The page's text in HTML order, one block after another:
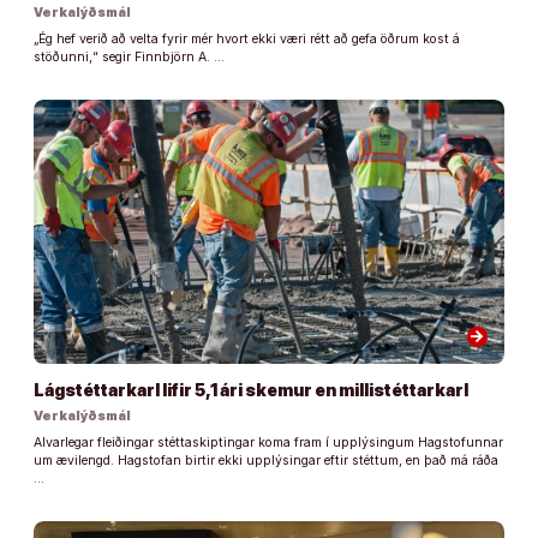
Verkalýðsmál
„Ég hef verið að velta fyrir mér hvort ekki væri rétt að gefa öðrum kost á
stöðunni,“ segir Finnbjörn A. …
arrow_forward
Lágstéttarkarl lifir 5,1 ári skemur en millistéttarkarl
Verkalýðsmál
Alvarlegar fleiðingar stéttaskiptingar koma fram í upplýsingum Hagstofunnar
um ævilengd. Hagstofan birtir ekki upplýsingar eftir stéttum, en það má ráða
…